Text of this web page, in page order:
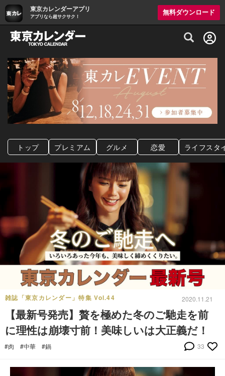
東京カレンダーアプリ
アプリなら超サクサク！
無料ダウンロード
グルメ情報・プレミアムレストラン予約
トップ プレミアム グルメ 恋愛 ライフスタ
雑誌「東京カレンダー」特集 Vol.44 2020.11.21
【最新号発売】贅を極めた冬のご馳走を前
に理性は崩壊寸前！美味しいは大正義だ！
#肉 #中華 #鍋 33